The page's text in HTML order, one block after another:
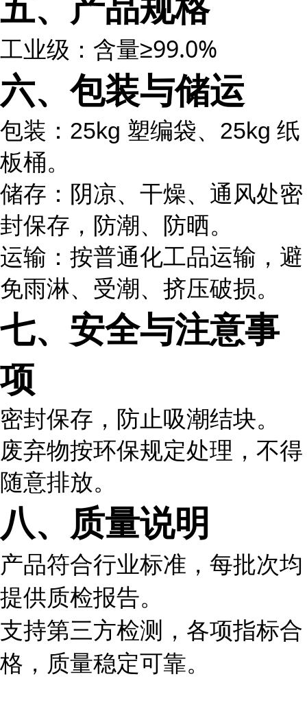
工业级：含量≥99.0%
六、包装与储运
包装：25kg 塑编袋、25kg 纸
板桶。
储存：阴凉、干燥、通风处密
封保存，防潮、防晒。
运输：按普通化工品运输，避
免雨淋、受潮、挤压破损。
七、安全与注意事
项
密封保存，防止吸潮结块。
废弃物按环保规定处理，不得
随意排放。
八、质量说明
产品符合行业标准，每批次均
提供质检报告。
支持第三方检测，各项指标合
格，质量稳定可靠。